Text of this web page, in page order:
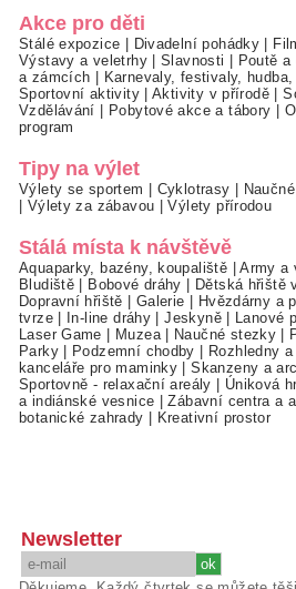
Akce pro děti
Stálé expozice Divadelní pohádky
Výstavy a veletrhy|Slavnosti Poutě
a zámcích
Karnevaly, festivaly, hudba,
Sportovní aktivity|Aktivity v přírodě |
Vzdělávání
Pobytové akce a tábory
program
Tipy na výlet
Výlety se sportem Cyklotrasy
Výlety za zábavou |Výlety přírodou
Stálá místa k návštěvě
Aquaparky, bazény, koupaliště |Army a
Bludiště
Bobové dráhy Dětská hřiště
Dopravní hřiště
Galerie Hvězdárny a
tvrze| In-line dráhy |Jeskyně| Lanové
Laser Game
Muzea| Naučné stezky
Parky| Podzemní chodby Rozhledny
kanceláře pro maminky |Skanzeny a
Sportovně - relaxační areály
Úniková
a indiánské vesnice |Zábavní centra a
botanické zahrady
Kreativní prostor
Newsletter